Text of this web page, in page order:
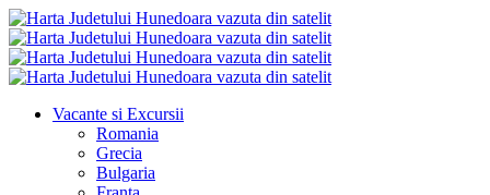
Vacante si Excursii
Romania
Grecia
Bulgaria